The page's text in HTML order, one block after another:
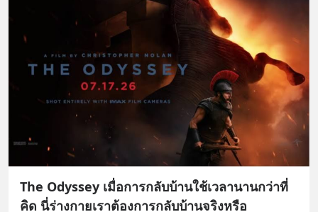
The Odyssey เมื่อการกลับบ้านใช้เวลานานกว่าที่
คิด นี่ร่างกายเราต้องการกลับบ้านจริงหรือ